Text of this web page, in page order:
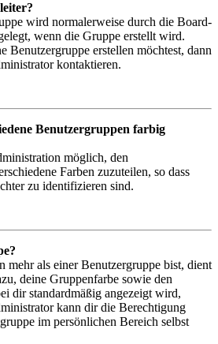
wird normalerweise durch die Board-
wenn die Gruppe erstellt wird.
Benutzergruppe erstellen möchtest, dann
kontaktieren.
Benutzergruppen farbig
möglich, den
Farben zuzuteilen, so dass
zu identifizieren sind.
mehr als einer Benutzergruppe bist, dient
deine Gruppenfarbe sowie den
dir standardmäßig angezeigt wird,
kann dir die Berechtigung
im persönlichen Bereich selbst